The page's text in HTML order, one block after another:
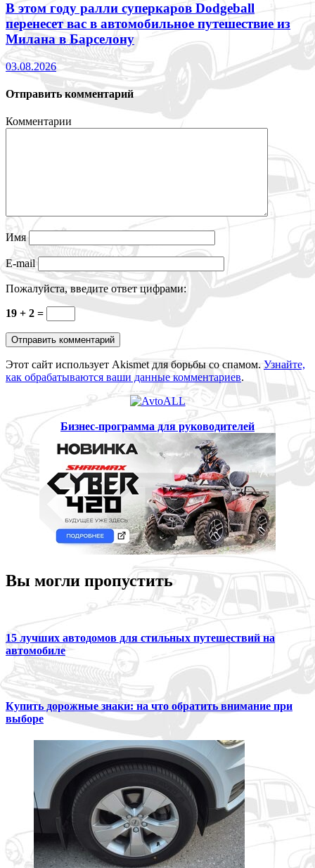
В этом году ралли суперкаров Dodgeball
перенесет вас в автомобильное путешествие из
Милана в Барселону
03.08.2026
Отправить комментарий
Комментарии
Имя
E-mail
Пожалуйста, введите ответ цифрами:
19 + 2 =
Этот сайт использует Akismet для борьбы со спамом. Узнайте,
как обрабатываются ваши данные комментариев.
Бизнес-программа для руководителей
Вы могли пропустить
15 лучших автодомов для стильных путешествий на
автомобиле
Купить дорожные знаки: на что обратить внимание при
выборе